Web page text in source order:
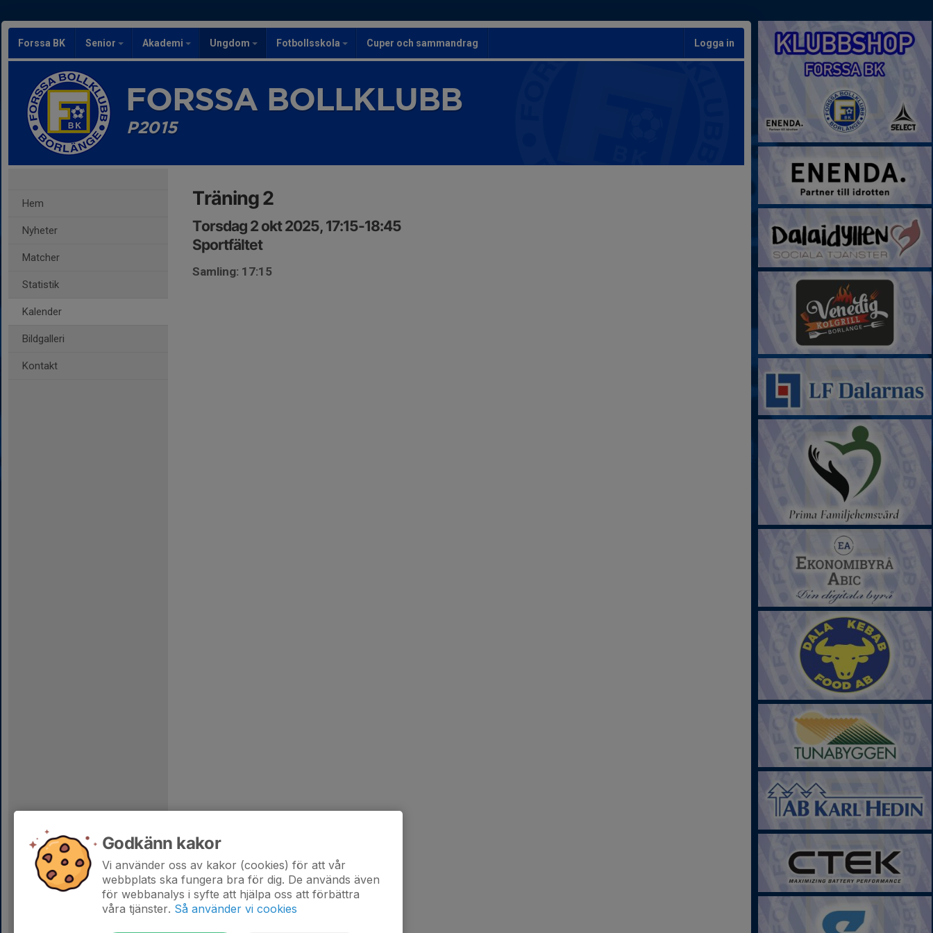
Forssa BK Senior Akademi Ungdom Fotbollsskola Cuper och sammandrag Logga in
FORSSA BOLLKLUBB
P2015
Hem
Nyheter
Matcher
Statistik
Kalender
Bildgalleri
Kontakt
Träning 2
Torsdag 2 okt 2025, 17:15-18:45
Sportfältet
Samling: 17:15
Godkänn kakor
Vi använder oss av kakor (cookies) för att vår
webbplats ska fungera bra för dig. De används även
för webbanalys i syfte att hjälpa oss att förbättra
våra tjänster. Så använder vi cookies